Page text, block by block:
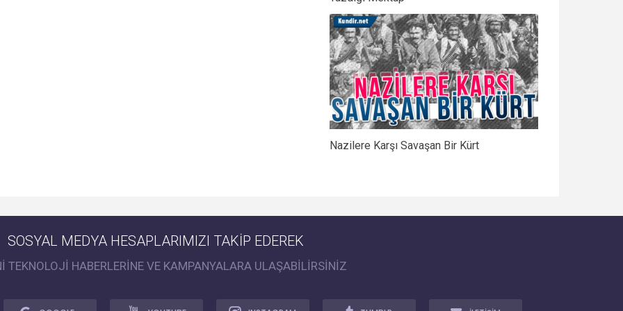
Nazilere Karşı Savaşan Bir Kürt
SOSYAL MEDYA HESAPLARIMIZI TAKİP EDEREK
TEKNOLOJİ HABERLERİNE VE KAMPANYALARA ULAŞABİLİRSİNİZ